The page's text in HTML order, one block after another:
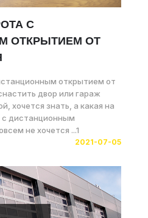
С
ОТКРЫТИЕМ ОТ
открытием от
двор или гараж
хочется знать, а какая на
с дистанционным
не хочется ...1
2021-07-05